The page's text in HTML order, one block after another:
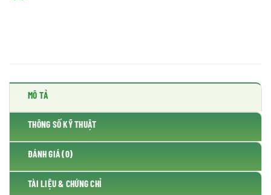
MÔ TẢ
THÔNG SỐ KỸ THUẬT
ĐÁNH GIÁ (0)
TÀI LIỆU & CHỨNG CHỈ